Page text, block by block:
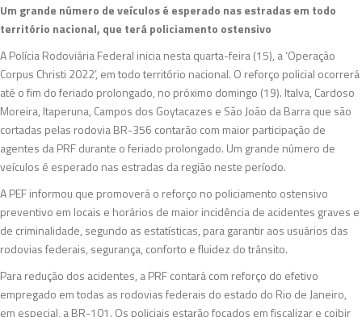
Um grande número de veículos é esperado nas estradas em todo
território nacional, que terá policiamento ostensivo
A Polícia Rodoviária Federal inicia nesta quarta-feira (15), a ‘Operação
Corpus Christi 2022’, em todo território nacional. O reforço policial ocorrerá
até o fim do feriado prolongado, no próximo domingo (19). Italva, Cardoso
Moreira, Itaperuna, Campos dos Goytacazes e São João da Barra que são
cortadas pelas rodovia BR-356 contarão com maior participação de
agentes da PRF durante o feriado prolongado. Um grande número de
veículos é esperado nas estradas da região neste período.
A PEF informou que promoverá o reforço no policiamento ostensivo
preventivo em locais e horários de maior incidência de acidentes graves e
de criminalidade, segundo as estatísticas, para garantir aos usuários das
rodovias federais, segurança, conforto e fluidez do trânsito.
Para redução dos acidentes, a PRF contará com reforço do efetivo
empregado em todas as rodovias federais do estado do Rio de Janeiro,
em especial, a BR-101. Os policiais estarão focados em fiscalizar e coibir